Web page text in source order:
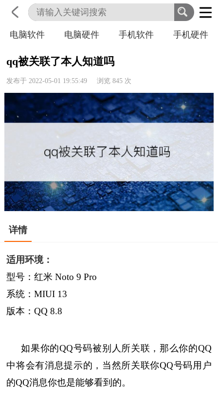
首页 科技 生活 职业
电脑软件 电脑硬件 手机软件 手机硬件
qq被关联了本人知道吗
发布于 2022-05-01 19:55:49 浏览845 次
详情
适用环境：
型号：红米 Noto 9 Pro
系统：MIUI 13
版本：QQ 8.8
如果你的QQ号码被别人所关联，那么你的QQ
中将会有消息提示的，当然所关联你QQ号码用户
的QQ消息你也是能够看到的。